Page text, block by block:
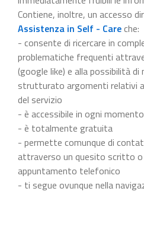
Contiene, inoltre, un accesso
Assistenza in Self - Careche:
- consente di ricercare in
problematiche frequenti
(google like) e alla possibilità di
strutturato argomenti relativi
del servizio
- è accessibile in ogni
- è totalmente gratuita
- permette comunque di
attraverso un quesito scritto
appuntamento telefonico
- ti segue ovunque nella